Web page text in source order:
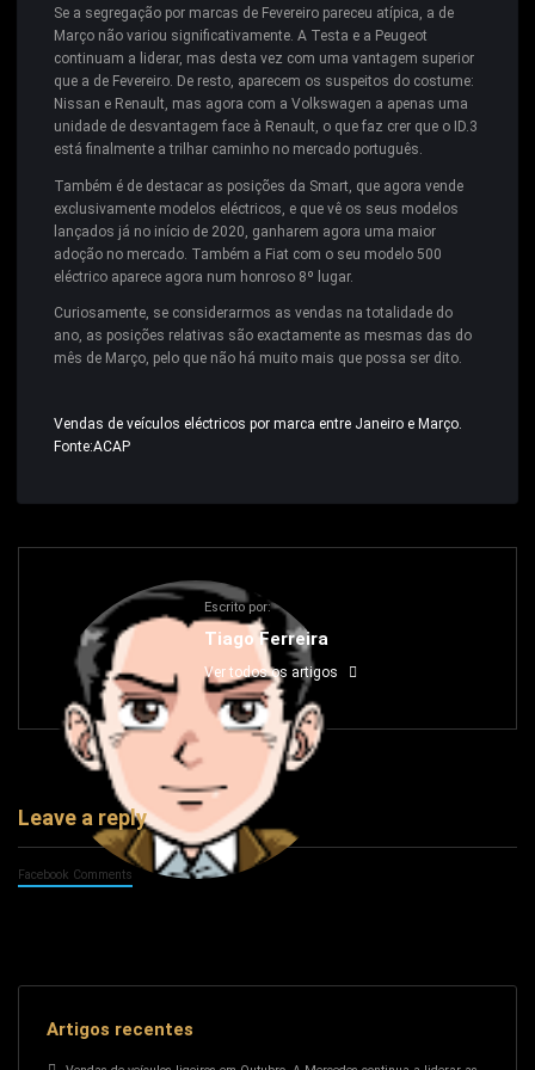
Se a segregação por marcas de Fevereiro pareceu atípica, a de
Março não variou significativamente. A Testa e a Peugeot
continuam a liderar, mas desta vez com uma vantagem superior
que a de Fevereiro. De resto, aparecem os suspeitos do costume:
Nissan e Renault, mas agora com a Volkswagen a apenas uma
unidade de desvantagem face à Renault, o que faz crer que o ID.3
está finalmente a trilhar caminho no mercado português.
Também é de destacar as posições da Smart, que agora vende
exclusivamente modelos eléctricos, e que vê os seus modelos
lançados já no início de 2020, ganharem agora uma maior
adoção no mercado. Também a Fiat com o seu modelo 500
eléctrico aparece agora num honroso 8º lugar.
Curiosamente, se considerarmos as vendas na totalidade do
ano, as posições relativas são exactamente as mesmas das do
mês de Março, pelo que não há muito mais que possa ser dito.
Vendas de veículos eléctricos por marca entre Janeiro e Março.
Fonte:ACAP
Escrito por:
Tiago Ferreira
Ver todos os artigos
Leave a reply
Facebook Comments
Artigos recentes